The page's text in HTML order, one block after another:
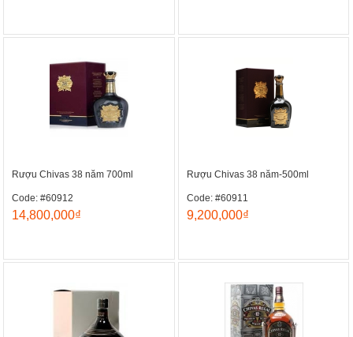
Rượu Chivas 38 năm 700ml
Code: #60912
14,800,000₫
Rượu Chivas 38 năm-500ml
Code: #60911
9,200,000₫